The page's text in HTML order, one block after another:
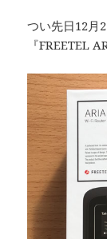
つい先日12月
『FREETEL